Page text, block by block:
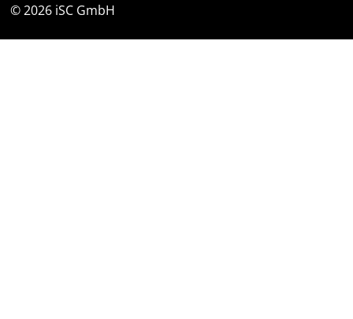
© 2026 iSC GmbH